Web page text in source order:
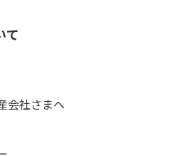
て
会社さまへ